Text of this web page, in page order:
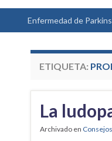
Enfermedad de
ETIQUETA:
La
Archivado en